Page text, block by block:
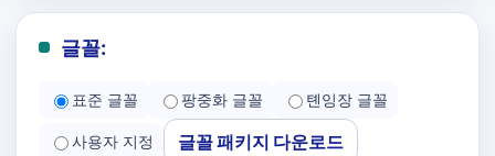
글꼴:
표준 글꼴 팡중화 글꼴 톈잉장 글꼴
사용자 지정 글꼴 패키지 다운로드